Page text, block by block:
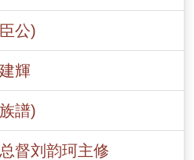
公)
輝
譜)
督刘韵珂主修